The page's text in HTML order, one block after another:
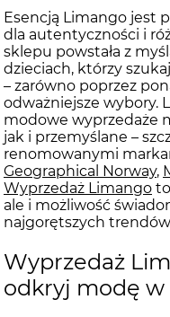
Esencją Limango jest
dla autentyczności i
sklepu powstała z
dzieciach, którzy
– zarówno poprzez
odważniejsze wybory.
modowe wyprzedaże
jak i przemyślane –
renomowanymi
Geographical Norway,
Wyprzedaż Limango
ale i możliwość
najgorętszych trendów
Wyprzedaż
odkryj modę w